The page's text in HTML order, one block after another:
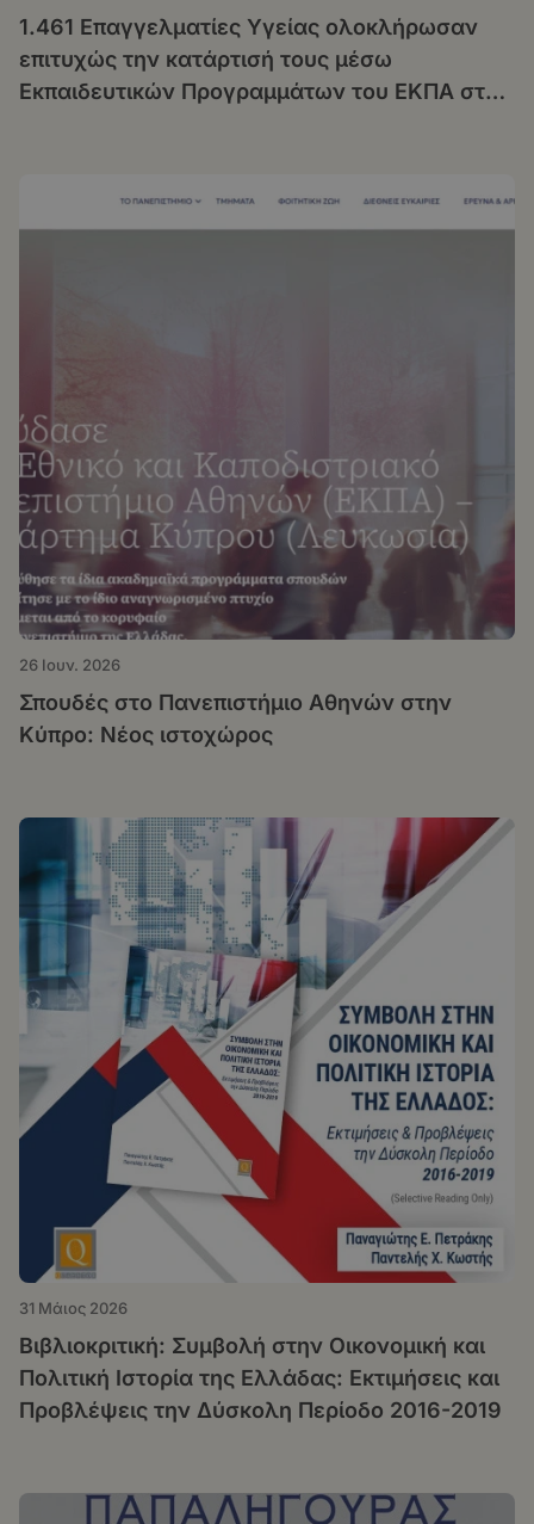
1.461 Επαγγελματίες Υγείας ολοκλήρωσαν
επιτυχώς την κατάρτισή τους μέσω
Εκπαιδευτικών Προγραμμάτων του ΕΚΠΑ στο
26 Ιουν. 2026
Σπουδές στο Πανεπιστήμιο Αθηνών στην
Κύπρο: Νέος ιστοχώρος
31 Μάιος 2026
Βιβλιοκριτική: Συμβολή στην Οικονομική και
Πολιτική Ιστορία της Ελλάδας: Εκτιμήσεις και
Προβλέψεις την Δύσκολη Περίοδο 2016-2019